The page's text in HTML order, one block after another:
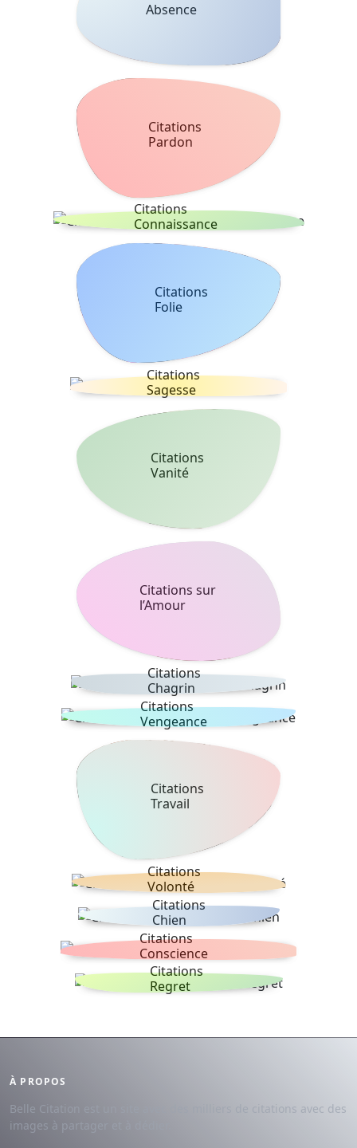
Absence
Citations
Pardon
Citations
Connaissance
Citations
Folie
Citations
Sagesse
Citations
Vanité
Citations sur
l’Amour
Citations
Chagrin
Citations
Vengeance
Citations
Travail
Citations
Volonté
Citations
Chien
Citations
Conscience
Citations
Regret
À PROPOS
Belle Citation est un site avec des milliers de citations avec des
images à partager et à dédier.